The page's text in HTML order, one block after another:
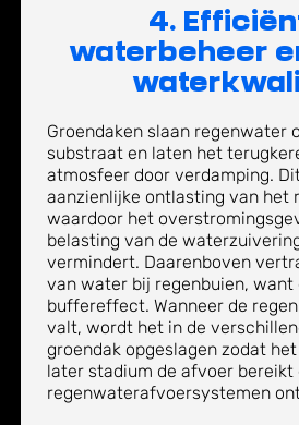
4. E
waterbeheer
Groendaken slaan regenwater
substraat en laten het
atmosfeer door verdamping.
aanzienlijke ontlasting van het
waardoor het
belasting van de
vermindert. Daarenboven
van water bij regenbuien,
buffereffect. Wanneer de
valt, wordt het in de
groendak opgeslagen zodat
later stadium de afvoer bereikt
regenwaterafvoersystemen